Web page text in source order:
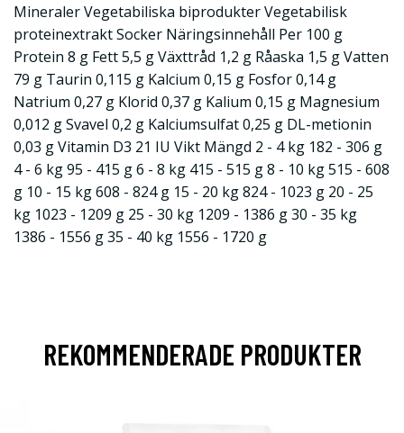
Mineraler Vegetabiliska biprodukter Vegetabilisk
proteinextrakt Socker Näringsinnehåll Per 100 g
Protein 8 g Fett 5,5 g Växttråd 1,2 g Råaska 1,5 g Vatten
79 g Taurin 0,115 g Kalcium 0,15 g Fosfor 0,14 g
Natrium 0,27 g Klorid 0,37 g Kalium 0,15 g Magnesium
0,012 g Svavel 0,2 g Kalciumsulfat 0,25 g DL-metionin
0,03 g Vitamin D3 21 IU Vikt Mängd 2 - 4 kg 182 - 306 g
4 - 6 kg 95 - 415 g 6 - 8 kg 415 - 515 g 8 - 10 kg 515 - 608
g 10 - 15 kg 608 - 824 g 15 - 20 kg 824 - 1023 g 20 - 25
kg 1023 - 1209 g 25 - 30 kg 1209 - 1386 g 30 - 35 kg
1386 - 1556 g 35 - 40 kg 1556 - 1720 g
REKOMMENDERADE PRODUKTER